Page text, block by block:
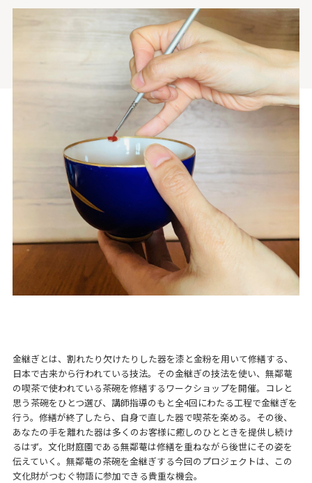
金継ぎとは、割れたり欠けたりした器を漆と金粉を用いて修繕する、
日本で古来から行われている技法。その金継ぎの技法を使い、無鄰菴
の喫茶で使われている茶碗を修繕するワークショップを開催。コレと
思う茶碗をひとつ選び、講師指導のもと全4回にわたる工程で金継ぎを
行う。修繕が終了したら、自身で直した器で喫茶を楽める。その後、
あなたの手を離れた器は多くのお客様に癒しのひとときを提供し続け
るはず。文化財庭園である無鄰菴は修繕を重ねながら後世にその姿を
伝えていく。無鄰菴の茶碗を金継ぎする今回のプロジェクトは、この
文化財がつむぐ物語に参加できる貴重な機会。